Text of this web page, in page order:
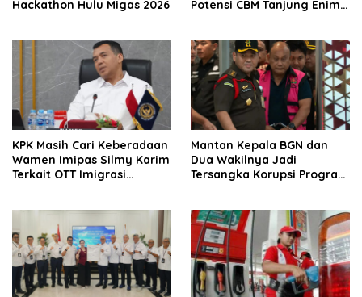
Hackathon Hulu Migas 2026
Potensi CBM Tanjung Enim
KPK Masih Cari Keberadaan
Wamen Imipas Silmy Karim
Terkait OTT Imigrasi
Mantan Kepala BGN dan
Dua Wakilnya Jadi
Tersangka Korupsi Program